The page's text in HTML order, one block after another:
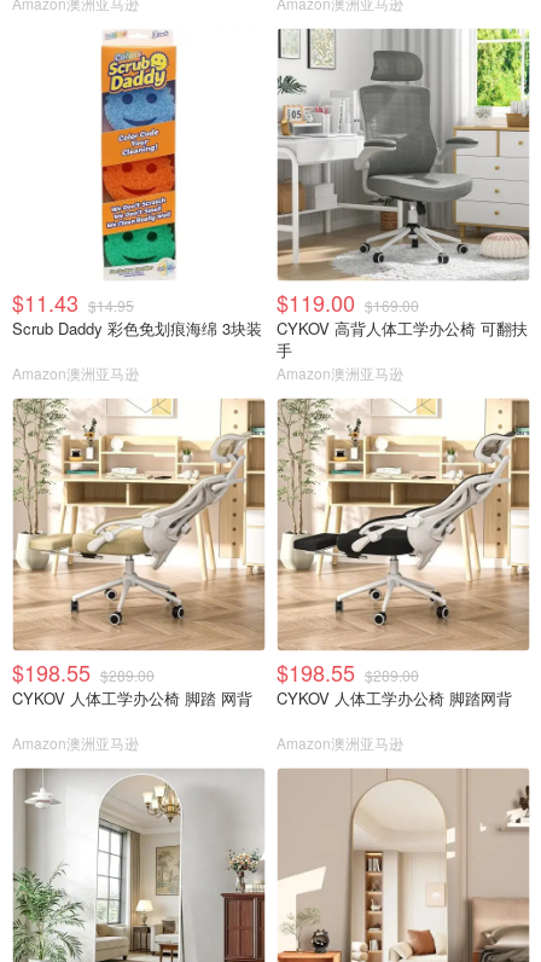
$11.43 $14.95
Scrub Daddy 彩色免划痕海绵 3块装
Amazon澳洲亚马逊
$119.00 $169.00
CYKOV 高背人体工学办公椅 可翻扶
手
Amazon澳洲亚马逊
$198.55 $289.00
CYKOV 人体工学办公椅 脚踏 网背
Amazon澳洲亚马逊
$198.55 $289.00
CYKOV 人体工学办公椅 脚踏网背
Amazon澳洲亚马逊